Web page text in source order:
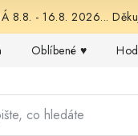
8.8. - 16.8. 2026...
Oblíbené ♥️